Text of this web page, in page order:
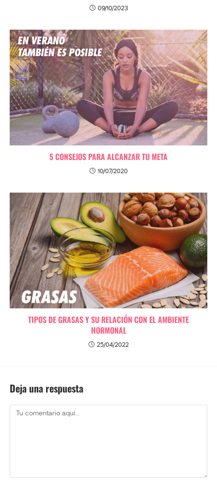
09/10/2023
5 CONSEJOS PARA ALCANZAR TU META
10/07/2020
TIPOS DE GRASAS Y SU RELACIÓN CON EL AMBIENTE
HORMONAL
25/04/2022
Deja una respuesta